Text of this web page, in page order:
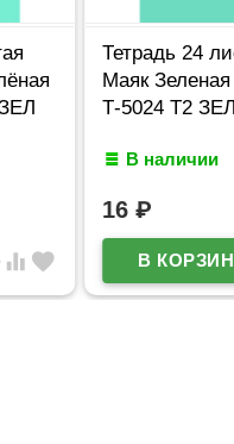
equalizer favorite
Тетрадь 24
Маяк
Т-5024 Т2
В наличии
16₽